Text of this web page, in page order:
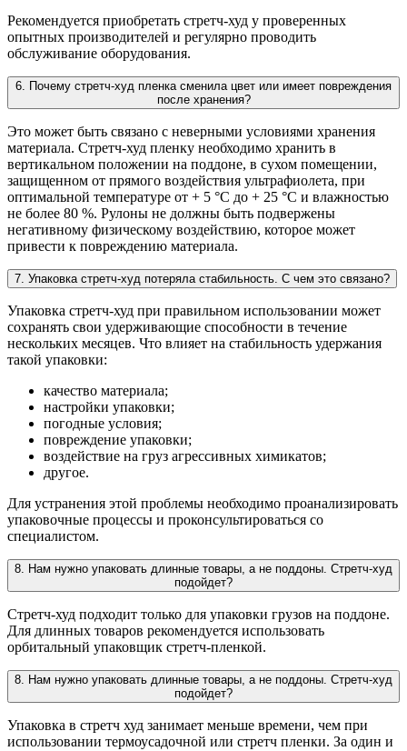
Рекомендуется приобретать стретч-худ у проверенных
опытных производителей и регулярно проводить
обслуживание оборудования.
6. Почему стретч-худ пленка сменила цвет или имеет повреждения
после хранения?
Это может быть связано с неверными условиями хранения
материала. Стретч-худ пленку необходимо хранить в
вертикальном положении на поддоне, в сухом помещении,
защищенном от прямого воздействия ультрафиолета, при
оптимальной температуре от + 5 °С до + 25 °С и влажностью
не более 80 %. Рулоны не должны быть подвержены
негативному физическому воздействию, которое может
привести к повреждению материала.
7. Упаковка стретч-худ потеряла стабильность. С чем это связано?
Упаковка стретч-худ при правильном использовании может
сохранять свои удерживающие способности в течение
нескольких месяцев. Что влияет на стабильность удержания
такой упаковки:
качество материала;
настройки упаковки;
погодные условия;
повреждение упаковки;
воздействие на груз агрессивных химикатов;
другое.
Для устранения этой проблемы необходимо проанализировать
упаковочные процессы и проконсультироваться со
специалистом.
8. Нам нужно упаковать длинные товары, а не поддоны. Стретч-худ
подойдет?
Стретч-худ подходит только для упаковки грузов на поддоне.
Для длинных товаров рекомендуется использовать
орбитальный упаковщик стретч-пленкой.
8. Нам нужно упаковать длинные товары, а не поддоны. Стретч-худ
подойдет?
Упаковка в стретч худ занимает меньше времени, чем при
использовании термоусадочной или стретч пленки. За один и